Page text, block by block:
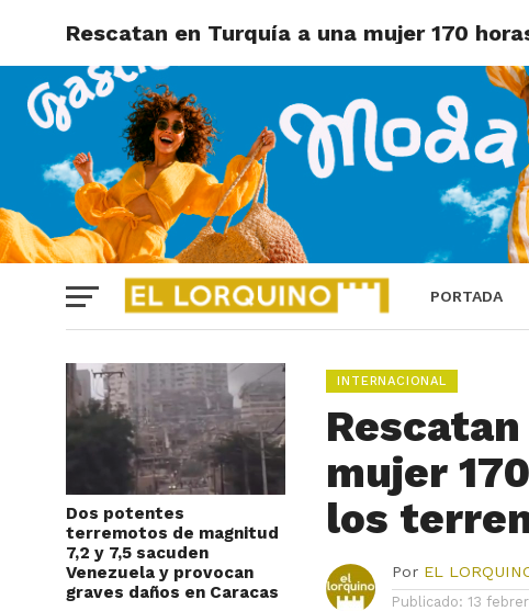
PORTADA
Rescatan en Turquía a una mujer 170
Dos potentes
terremotos de magnitud
7,2 y 7,5 sacuden
Venezuela y provocan
graves daños en Caracas
INTERNACIONAL
mujer
los
Por EL
Publicado: 13